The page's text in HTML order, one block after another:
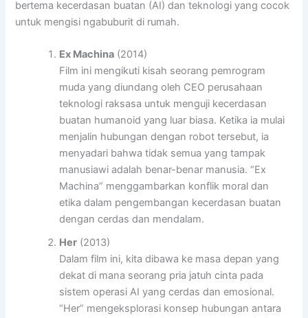
bertema kecerdasan buatan (AI) dan teknologi yang cocok
untuk mengisi ngabuburit di rumah.
Ex Machina (2014)
Film ini mengikuti kisah seorang pemrogram
muda yang diundang oleh CEO perusahaan
teknologi raksasa untuk menguji kecerdasan
buatan humanoid yang luar biasa. Ketika ia mulai
menjalin hubungan dengan robot tersebut, ia
menyadari bahwa tidak semua yang tampak
manusiawi adalah benar-benar manusia. “Ex
Machina” menggambarkan konflik moral dan
etika dalam pengembangan kecerdasan buatan
dengan cerdas dan mendalam.
Her (2013)
Dalam film ini, kita dibawa ke masa depan yang
dekat di mana seorang pria jatuh cinta pada
sistem operasi AI yang cerdas dan emosional.
“Her” mengeksplorasi konsep hubungan antara